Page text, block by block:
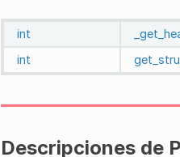
int
int
Descripciones de